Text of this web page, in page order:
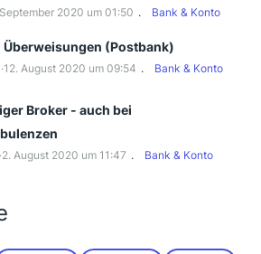
2020 um 01:50 Bank & Konto
Überweisungen (Postbank)
12. August 2020 um 09:54 Bank & Konto
Broker - auch bei
2. August 2020 um 11:47 Bank & Konto